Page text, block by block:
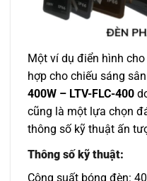
Một ví dụ điển hình
hợp cho chiếu sáng
400W – LTV-FLC-400
cũng là một lựa chọn
thông số kỹ thuật ấn
Thông số kỹ thuật:
Công suất bóng đèn: